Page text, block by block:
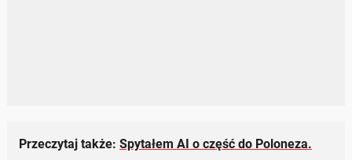
Przeczytaj także: Spytałem AI o część do Poloneza.